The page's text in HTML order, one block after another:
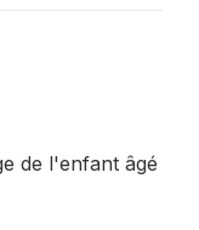
de l'enfant âgé